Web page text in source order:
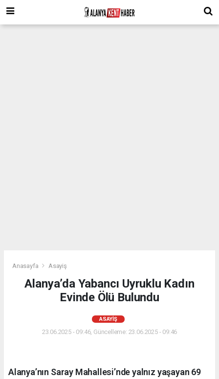
Anasayfa Asayiş
Alanya’da Yabancı Uyruklu Kadın
Evinde Ölü Bulundu
ASAYIŞ
23.06.2025 - 09:46, Güncelleme: 23.06.2025 - 09:46
Alanya’nın Saray Mahallesi’nde yalnız yaşayan 69